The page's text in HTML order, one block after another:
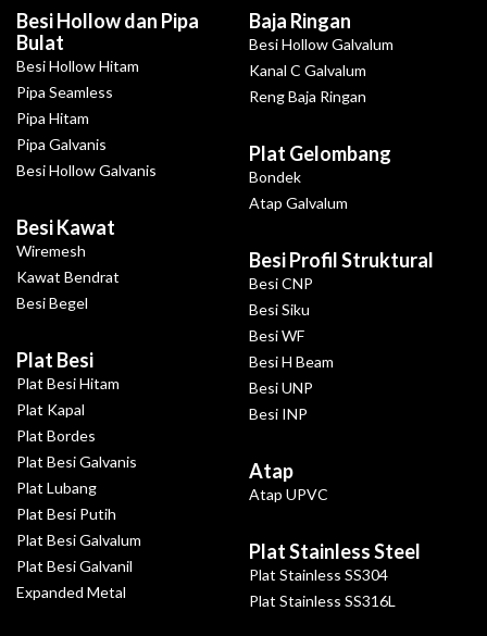
Besi Hollow dan Pipa
Bulat
Besi Hollow Hitam
Pipa Seamless
Pipa Hitam
Pipa Galvanis
Besi Hollow Galvanis
Besi Kawat
Wiremesh
Kawat Bendrat
Besi Begel
Plat Besi
Plat Besi Hitam
Plat Kapal
Plat Bordes
Plat Besi Galvanis
Plat Lubang
Plat Besi Putih
Plat Besi Galvalum
Plat Besi Galvanil
Expanded Metal
Baja Ringan
Besi Hollow Galvalum
Kanal C Galvalum
Reng Baja Ringan
Plat Gelombang
Bondek
Atap Galvalum
Besi Profil Struktural
Besi CNP
Besi Siku
Besi WF
Besi H Beam
Besi UNP
Besi INP
Atap
Atap UPVC
Plat Stainless Steel
Plat Stainless SS304
Plat Stainless SS316L